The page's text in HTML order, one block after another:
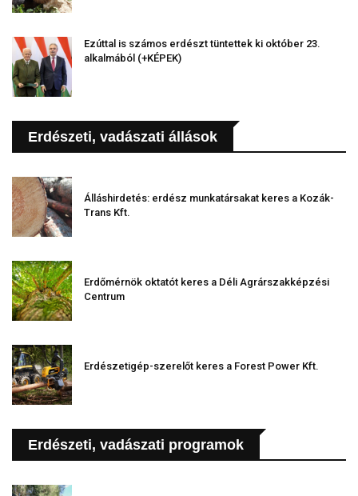
Ezúttal is számos erdészt tüntettek ki október 23.
alkalmából (+KÉPEK)
Erdészeti, vadászati állások
Álláshirdetés: erdész munkatársakat keres a Kozák-
Trans Kft.
Erdőmérnök oktatót keres a Déli Agrárszakképzési
Centrum
Erdészetigép-szerelőt keres a Forest Power Kft.
Erdészeti, vadászati programok